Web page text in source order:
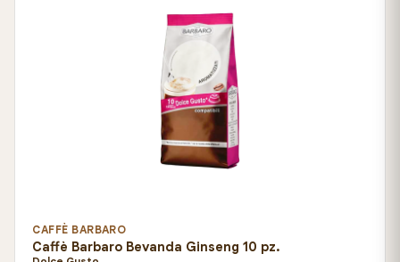
CAFFÈ BARBARO
Caffè Barbaro Bevanda Ginseng 10 pz.